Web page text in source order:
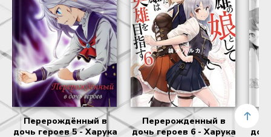
Перерождённый в
дочь героев 5 - Харука
Перерожденный в
дочь героев 6 - Харука